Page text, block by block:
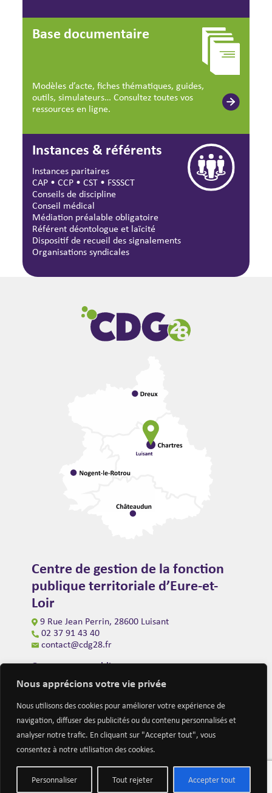
Nous apprécions votre vie privée
Nous utilisons des cookies pour améliorer votre expérience de
navigation, diffuser des publicités ou du contenu personnalisés et
analyser notre trafic. En cliquant sur "Accepter tout", vous
consentez à notre utilisation des cookies.
Personnaliser Tout rejeter Accepter tout
Base documentaire
Modèles d’acte, fiches thématiques, guides,
outils, simulateurs… Consultez toutes vos
ressources en ligne.
Instances & référents
Instances paritaires
CAP •CCP •CST • FSSSCT
Conseils de discipline
Conseil médical
Médiation préalable obligatoire
Référent déontologue et laïcité
Dispositif de recueil des signalements
Organisations syndicales
Centre de gestion de la fonction
publique territoriale d’Eure-et-
Loir
9 Rue Jean Perrin, 28600 Luisant
02 37 91 43 40
contact@cdg28.fr
Ouverture au public
du lundi au vendredi de 9h00 à 12h00
et de 14h00 à 16h30
(fermeture à 16h00 le vendredi)
Mentions légales Nous contacter Actualités